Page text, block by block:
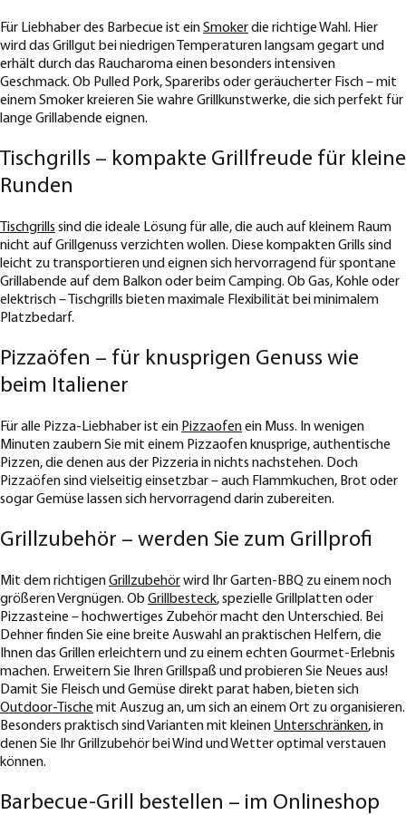
Für Liebhaber des Barbecue ist einSmokerdie richtige Wahl. Hier
wird das Grillgut bei niedrigen Temperaturen langsam gegart und
erhält durch das Raucharoma einen besonders intensiven
Geschmack. Ob Pulled Pork, Spareribs oder geräucherter Fisch – mit
einem Smoker kreieren Sie wahre Grillkunstwerke, die sich perfekt für
lange Grillabende eignen.
Tischgrills – kompakte Grillfreude für kleine
Runden
Tischgrills sind die ideale Lösung für alle, die auch auf kleinem Raum
nicht auf Grillgenuss verzichten wollen. Diese kompakten Grills sind
leicht zu transportieren und eignen sich hervorragend für spontane
Grillabende auf dem Balkon oder beim Camping. Ob Gas, Kohle oder
elektrisch – Tischgrills bieten maximale Flexibilität bei minimalem
Platzbedarf.
Pizzaöfen – für knusprigen Genuss wie
beim Italiener
Für alle Pizza-Liebhaber ist ein Pizzaofenein Muss. In wenigen
Minuten zaubern Sie mit einem Pizzaofen knusprige, authentische
Pizzen, die denen aus der Pizzeria in nichts nachstehen. Doch
Pizzaöfen sind vielseitig einsetzbar – auch Flammkuchen, Brot oder
sogar Gemüse lassen sich hervorragend darin zubereiten.
Grillzubehör – werden Sie zum Grillprofi
Mit dem richtigenGrillzubehörwird Ihr Garten-BBQ zu einem noch
größeren Vergnügen. Ob Grillbesteck, spezielle Grillplatten oder
Pizzasteine – hochwertiges Zubehör macht den Unterschied. Bei
Dehner finden Sie eine breite Auswahl an praktischen Helfern, die
Ihnen das Grillen erleichtern und zu einem echten Gourmet-Erlebnis
machen. Erweitern Sie Ihren Grillspaß und probieren Sie Neues aus!
Damit Sie Fleisch und Gemüse direkt parat haben, bieten sich
Outdoor-Tische mit Auszug an, um sich an einem Ort zu organisieren.
Besonders praktisch sind Varianten mit kleinen Unterschränken, in
denen Sie Ihr Grillzubehör bei Wind und Wetter optimal verstauen
können.
Barbecue-Grill bestellen – im Onlineshop